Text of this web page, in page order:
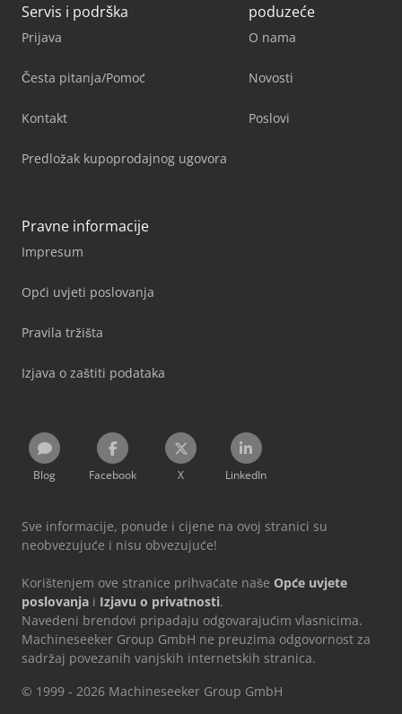
Servis i podrška
Prijava
Česta pitanja/Pomoć
Kontakt
Predložak kupoprodajnog ugovora
poduzeće
O nama
Novosti
Poslovi
Pravne informacije
Impresum
Opći uvjeti poslovanja
Pravila tržišta
Izjava o zaštiti podataka
Blog Facebook X LinkedIn
Sve informacije, ponude i cijene na ovoj stranici su
neobvezujuće i nisu obvezujuće!
Korištenjem ove stranice prihvaćate naše Opće uvjete
poslovanja i Izjavu o privatnosti.
Navedeni brendovi pripadaju odgovarajućim vlasnicima.
Machineseeker Group GmbH ne preuzima odgovornost za
sadržaj povezanih vanjskih internetskih stranica.
© 1999 - 2026 Machineseeker Group GmbH